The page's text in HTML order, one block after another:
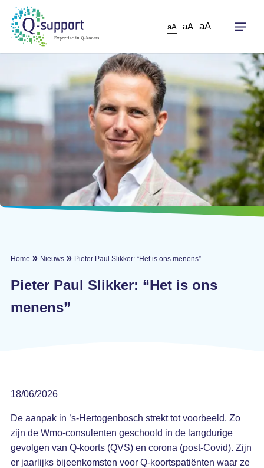
Skip
main
content
aA aA aA
Home » Nieuws» Pieter Paul Slikker: “Het is ons menens”
Pieter Paul Slikker: “Het is ons
menens”
18/06/2026
De aanpak in ’s-Hertogenbosch strekt tot voorbeeld. Zo
zijn de Wmo-consulenten geschoold in de langdurige
gevolgen van Q-koorts (QVS) en corona (post-Covid). Zijn
er jaarlijks bijeenkomsten voor Q-koortspatiënten waar ze